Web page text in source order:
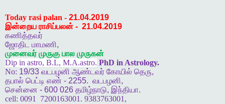
Today rasi palan - 21.04.2019
இன்றைய ராசிப்பலன் - 21.04.2019
கணித்தவர்
ஜோதிட
மாமணி,
முனைவர் முருகு பால முருகன்
Dip in astro, B.L, M.A.astro. PhD in Astrology.
No: 19/33 வடபழனி ஆண்டவர் கோயில் தெரு,
தபால் பெட்டி எண் - 2255. வடபழனி,
சென்னை - 600 026 தமிழ்நாடு, இந்தியா.
cell: 0091 7200163001. 9383763001,